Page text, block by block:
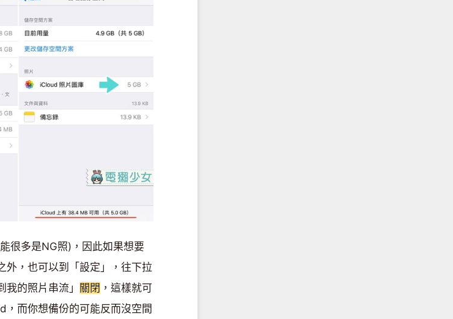
很多是NG照)，因此如果想要
外，也可以到「設定」，往下拉
的照片串流」 關閉 ，這樣就可
而你想備份的可能反而沒空間